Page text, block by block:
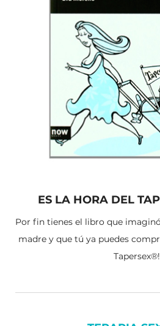
ES LA HORA DEL
Por fin tienes el libro que
madre y que tú ya puedes
Tapersex®!